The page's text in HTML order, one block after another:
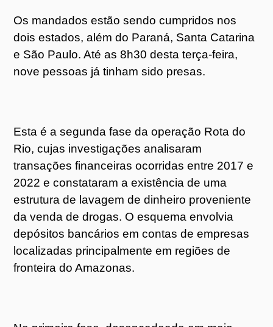
Os mandados estão sendo cumpridos nos
dois estados, além do Paraná, Santa Catarina
e São Paulo. Até as 8h30 desta terça-feira,
nove pessoas já tinham sido presas.
Esta é a segunda fase da operação Rota do
Rio, cujas investigações analisaram
transações financeiras ocorridas entre 2017 e
2022 e constataram a existência de uma
estrutura de lavagem de dinheiro proveniente
da venda de drogas. O esquema envolvia
depósitos bancários em contas de empresas
localizadas principalmente em regiões de
fronteira do Amazonas.